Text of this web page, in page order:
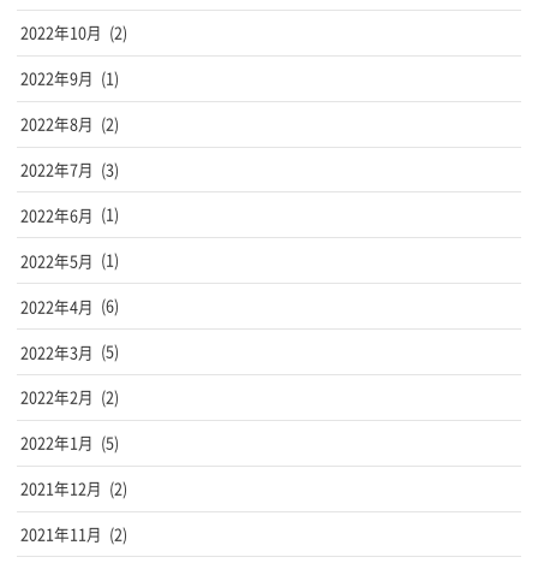
2022年10月 (2)
2022年9月 (1)
2022年8月 (2)
2022年7月 (3)
2022年6月 (1)
2022年5月 (1)
2022年4月 (6)
2022年3月 (5)
2022年2月 (2)
2022年1月 (5)
2021年12月 (2)
2021年11月 (2)